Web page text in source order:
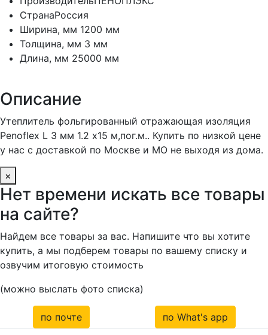
СтранаРоссия
Ширина, мм 1200 мм
Толщина, мм 3 мм
Длина, мм 25000 мм
Описание
Утеплитель фольгированный отражающая изоляция
Penoflex L 3 мм 1.2 х15 м,пог.м.. Купить по низкой цене
у нас с доставкой по Москве и МО не выходя из дома.
×
Нет времени искать все товары
на сайте?
Найдем все товары за вас. Напишите что вы хотите
купить, а мы подберем товары по вашему списку и
озвучим итоговую стоимость
(можно выслать фото списка)
по почте по What's app